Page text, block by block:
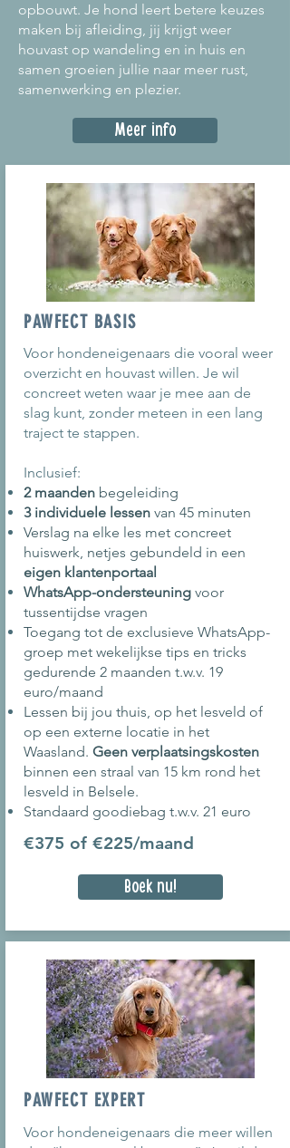
opbouwt. Je hond leert betere keuzes
maken bij afleiding, jij krijgt weer
houvast op wandeling en in huis en
samen groeien jullie naar meer rust,
samenwerking en plezier.
Meer info
PAWFECT BASIS
Voor hondeneigenaars die vooral weer
overzicht en houvast willen. Je wil
concreet weten waar je mee aan de
slag kunt, zonder meteen in een lang
traject te stappen.
Inclusief:
2 maanden begeleiding
3 individuele lessen van 45 minuten
Verslag na elke les met concreet
huiswerk, netjes gebundeld in een
eigen klantenportaal
WhatsApp-ondersteuning voor
tussentijdse vragen
Toegang tot de exclusieve WhatsApp-
groep met wekelijkse tips en tricks
gedurende 2 maanden t.w.v. 19
euro/maand
Lessen bij jou thuis, op het lesveld of
op een externe locatie in het
Waasland. Geen verplaatsingskosten
binnen een straal van 15 km rond het
lesveld in Belsele.
Standaard goodiebag t.w.v. 21 euro
€375 of €225/maand
Boek nu!
PAWFECT EXPERT
Voor hondeneigenaars die meer willen